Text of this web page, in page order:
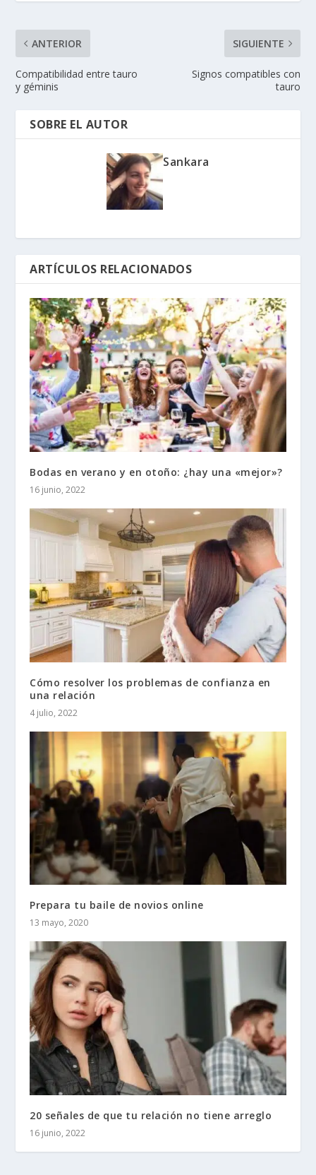
ANTERIOR
Compatibilidad entre tauro
y géminis
SIGUIENTE
Signos compatibles con
tauro
SOBRE EL AUTOR
Sankara
ARTÍCULOS RELACIONADOS
Bodas en verano y en otoño: ¿hay una «mejor»?
16 junio, 2022
Cómo resolver los problemas de confianza en
una relación
4 julio, 2022
Prepara tu baile de novios online
13 mayo, 2020
20 señales de que tu relación no tiene arreglo
16 junio, 2022